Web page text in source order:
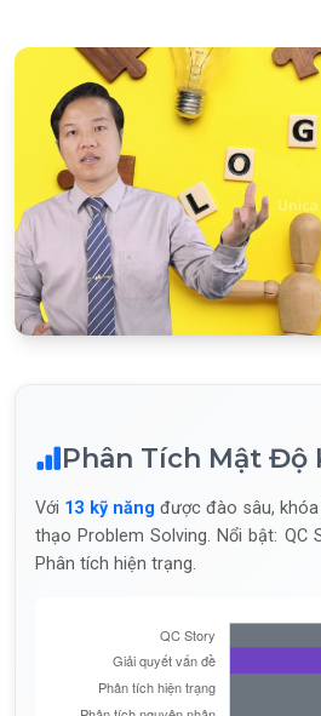
Phân Tích Mật Độ
Với 13 kỹ năng được đào sâu,
thạo Problem Solving. Nổi bật: QC
Phân tích hiện trạng.